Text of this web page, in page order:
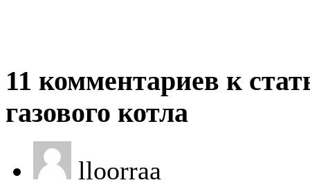
11 комментариев к
газового котла
lloorraa